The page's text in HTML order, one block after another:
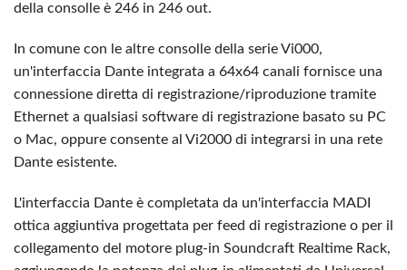
della consolle è 246 in 246 out.
In comune con le altre consolle della serie Vi000,
un'interfaccia Dante integrata a 64x64 canali fornisce una
connessione diretta di registrazione/riproduzione tramite
Ethernet a qualsiasi software di registrazione basato su PC
o Mac, oppure consente al Vi2000 di integrarsi in una rete
Dante esistente.
L'interfaccia Dante è completata da un'interfaccia MADI
ottica aggiuntiva progettata per feed di registrazione o per il
collegamento del motore plug-in Soundcraft Realtime Rack,